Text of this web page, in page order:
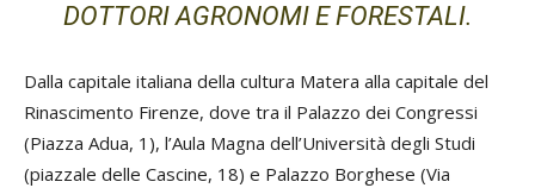
DOTTORI AGRONOMI E FORESTALI.
Dalla capitale italiana della cultura Matera alla capitale del
Rinascimento Firenze, dove tra il Palazzo dei Congressi
(Piazza Adua, 1), l’Aula Magna dell’Università degli Studi
(piazzale delle Cascine, 18) e Palazzo Borghese (Via